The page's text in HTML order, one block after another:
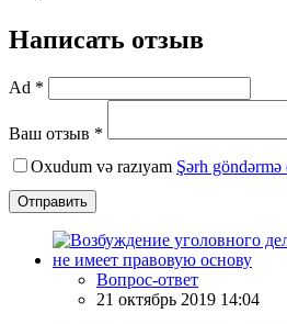
Написать отзыв
Ad *
Ваш отзыв *
Oxudum və razıyam Şərh göndərmə
Отправить
Вопрос-ответ
21 октябрь 2019 14:04